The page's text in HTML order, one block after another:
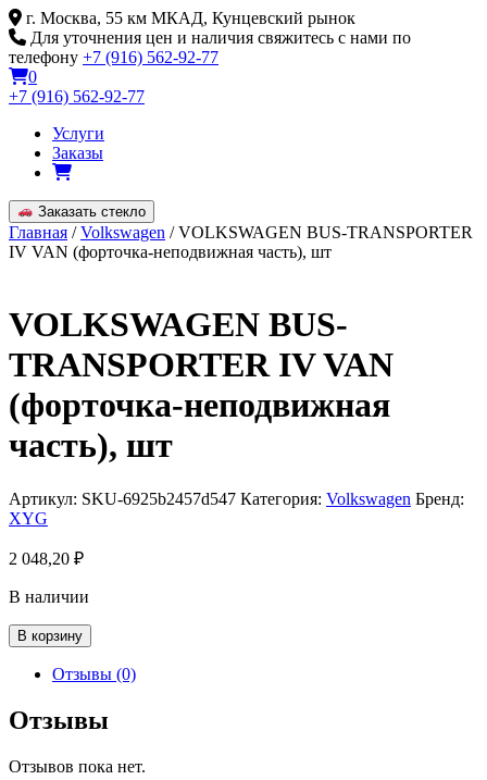
Skip
to
content
г. Москва, 55 км МКАД, Кунцевский рынок
Для уточнения цен и наличия свяжитесь с нами по
телефону +7 (916) 562-92-77
0
+7 (916) 562-92-77
Услуги
Заказы
Заказать стекло
Главная /Volkswagen / VOLKSWAGEN BUS-TRANSPORTER
IV VAN (форточка-неподвижная часть), шт
VOLKSWAGEN BUS-
TRANSPORTER IV VAN
(форточка-неподвижная
часть), шт
Артикул: SKU-6925b2457d547 Категория: Volkswagen Бренд:
XYG
2 048,20 ₽
В наличии
Количество
товара
VOLKSWAGEN
TRANSPORTER
IV
(форточка-
В корзину
Отзывы (0)
Отзывы
Отзывов пока нет.